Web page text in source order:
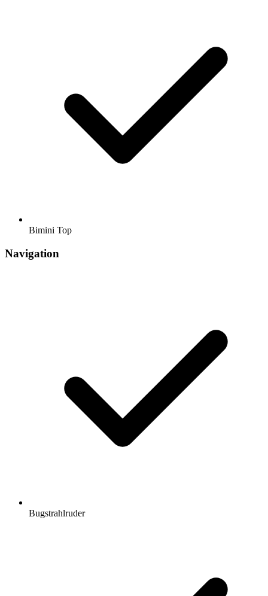
Bimini Top
Navigation
Bugstrahlruder